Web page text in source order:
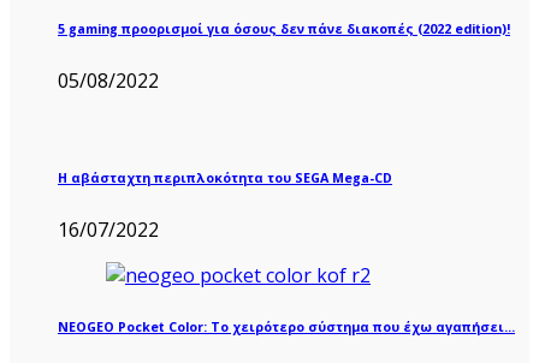
5 gaming προορισμοί για όσους δεν πάνε διακοπές (2022 edition)!
05/08/2022
Η αβάσταχτη περιπλοκότητα του SEGA Mega-CD
16/07/2022
NEOGEO Pocket Color: Το χειρότερο σύστημα που έχω αγαπήσει…